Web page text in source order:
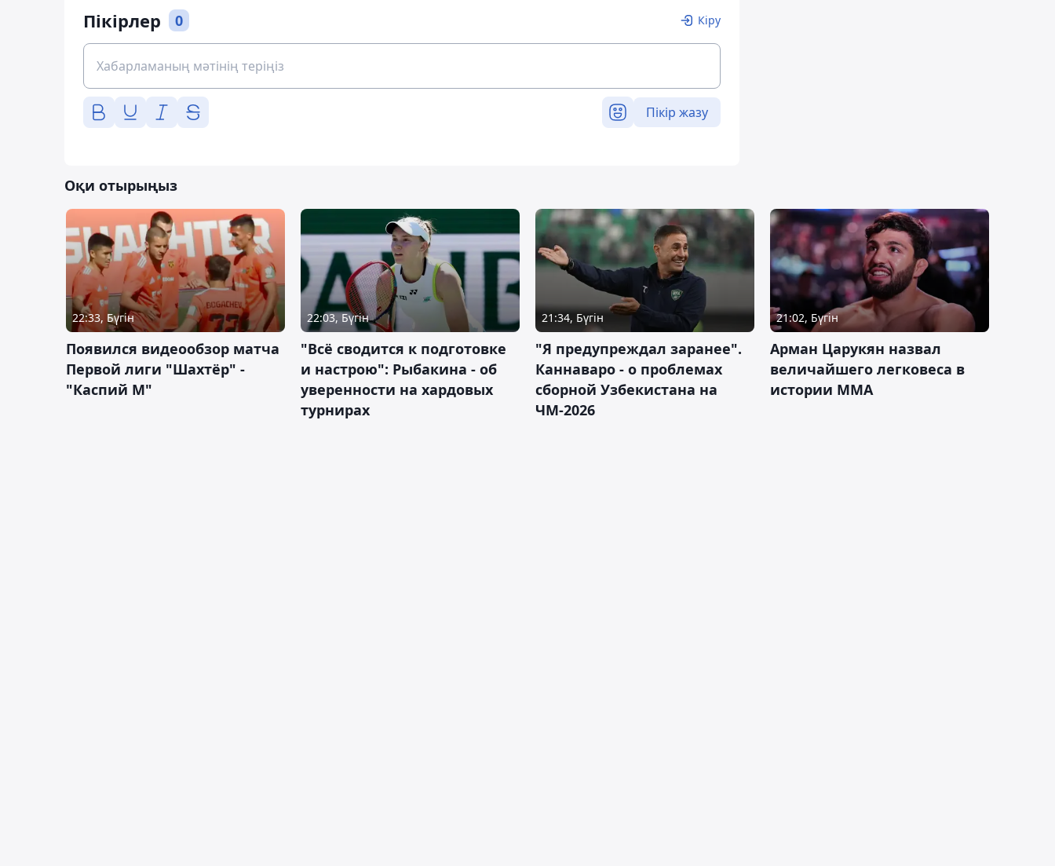
Пікірлер 0 Кіру
Пікір жазу
Оқи отырыңыз
22:33, Бүгін
Появился видеообзор матча
Первой лиги "Шахтёр" -
"Каспий М"
22:03, Бүгін
"Всё сводится к подготовке
и настрою": Рыбакина - об
уверенности на хардовых
турнирах
21:34, Бүгін
"Я предупреждал заранее".
Каннаваро - о проблемах
сборной Узбекистана на
ЧМ-2026
21:02, Бүгін
Арман Царукян назвал
величайшего легковеса в
истории ММА